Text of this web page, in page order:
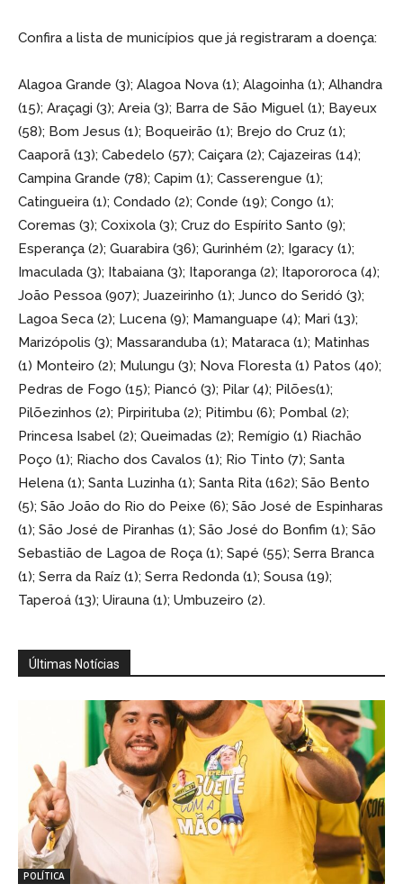
Confira a lista de municípios que já registraram a doença:
Alagoa Grande (3); Alagoa Nova (1); Alagoinha (1); Alhandra
(15); Araçagi (3); Areia (3); Barra de São Miguel (1); Bayeux
(58); Bom Jesus (1); Boqueirão (1); Brejo do Cruz (1);
Caaporã (13); Cabedelo (57); Caiçara (2); Cajazeiras (14);
Campina Grande (78); Capim (1); Casserengue (1);
Catingueira (1); Condado (2); Conde (19); Congo (1);
Coremas (3); Coxixola (3); Cruz do Espírito Santo (9);
Esperança (2); Guarabira (36); Gurinhém (2); Igaracy (1);
Imaculada (3); Itabaiana (3); Itaporanga (2); Itapororoca (4);
João Pessoa (907); Juazeirinho (1); Junco do Seridó (3);
Lagoa Seca (2); Lucena (9); Mamanguape (4); Mari (13);
Marizópolis (3); Massaranduba (1); Mataraca (1); Matinhas
(1) Monteiro (2); Mulungu (3); Nova Floresta (1) Patos (40);
Pedras de Fogo (15); Piancó (3); Pilar (4); Pilões(1);
Pilõezinhos (2); Pirpirituba (2); Pitimbu (6); Pombal (2);
Princesa Isabel (2); Queimadas (2); Remígio (1) Riachão
Poço (1); Riacho dos Cavalos (1); Rio Tinto (7); Santa
Helena (1); Santa Luzinha (1); Santa Rita (162); São Bento
(5); São João do Rio do Peixe (6); São José de Espinharas
(1); São José de Piranhas (1); São José do Bonfim (1); São
Sebastião de Lagoa de Roça (1); Sapé (55); Serra Branca
(1); Serra da Raíz (1); Serra Redonda (1); Sousa (19);
Taperoá (13); Uirauna (1); Umbuzeiro (2).
Últimas Notícias
POLÍTICA